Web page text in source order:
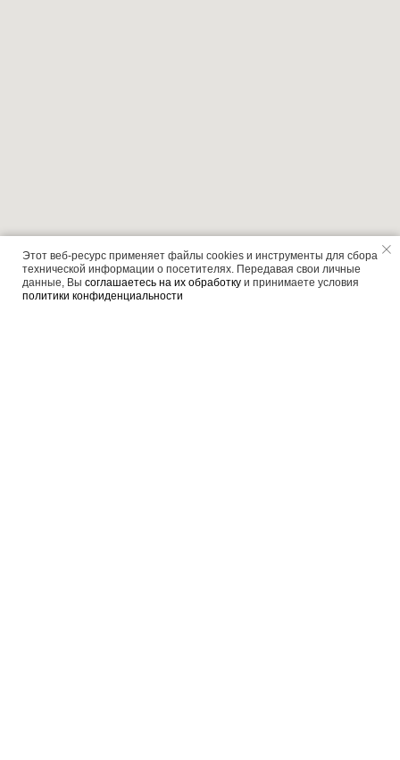
Этот веб-ресурс применяет файлы cookies и инструменты для сбора
технической информации о посетителях. Передавая свои личные
данные, Вы соглашаетесь на их обработку и принимаете условия
политики конфиденциальности